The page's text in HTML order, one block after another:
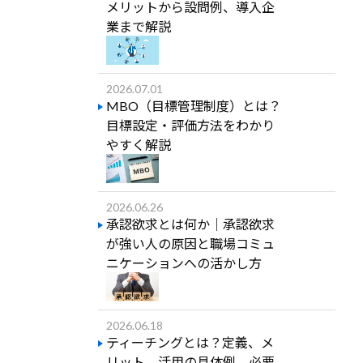
メリットから設問例、導入企
業まで解説
2026.07.01
MBO（目標管理制度）とは？
目標設定・評価方法をわかり
やすく解説
2026.06.26
承認欲求とは何か｜承認欲求
が強い人の原因と職場コミュ
ニケーションへの活かし方
2026.06.18
ティーチングとは？定義、メ